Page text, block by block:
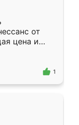
от
цена и
Приехавший
1